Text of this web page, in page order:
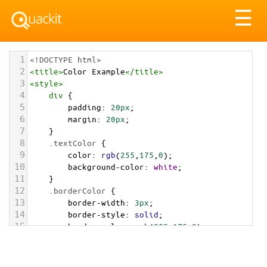
☰
1 <!DOCTYPE html>
2 <title>Color Example</title>
3 <style>
4 div {
5 padding: 20px;
6 margin: 20px;
7 }
8 .textColor {
9 color: rgb(255 175 0);
10 background-color: white;
11 }
12 .borderColor {
13 border-width: 3px;
14 border-style: solid;
15 border-color: rgb(255,175,0);